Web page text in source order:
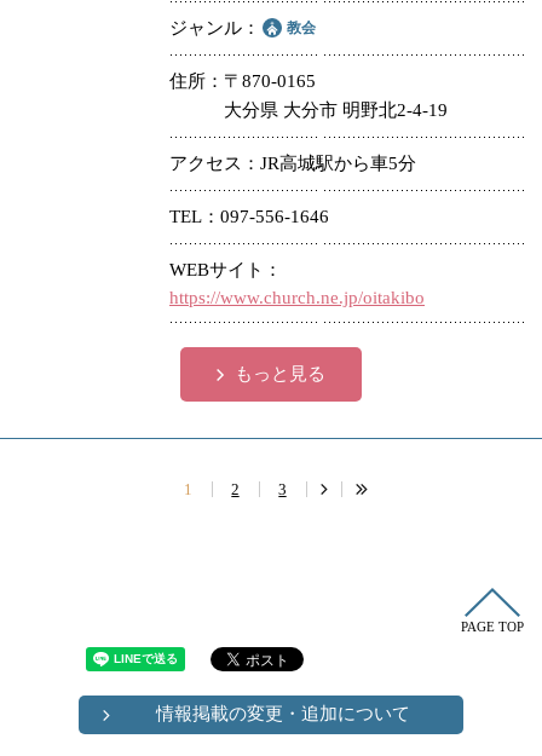
ジャンル 教会
住所
〒870-0165
大分県 大分市 明野北2-4-19
アクセス JR高城駅から車5分
TEL 097-556-1646
WEBサイト
https://www.church.ne.jp/oitakibo
もっと見る
1 2 3
PAGE TOP
情報掲載の変更・追加について